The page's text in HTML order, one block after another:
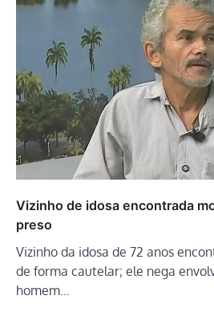
Vizinho de idosa encontrada
preso
Vizinho da idosa de 72 anos
de forma cautelar; ele nega
homem…